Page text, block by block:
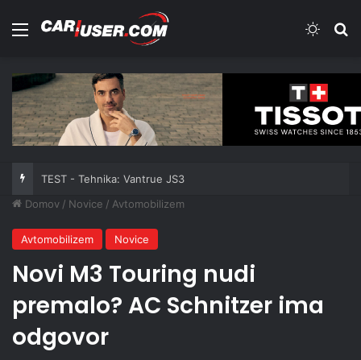
Meni
TEST - Tehnika: Vantrue JS3
Domov / Novice / Avtomobilizem
Avtomobilizem Novice
Novi M3 Touring nudi
premalo? AC Schnitzer ima
odgovor